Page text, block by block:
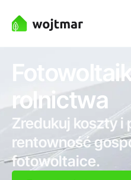
rolnictwa
Zredukuj koszty i
rentowność
fotowoltaice.